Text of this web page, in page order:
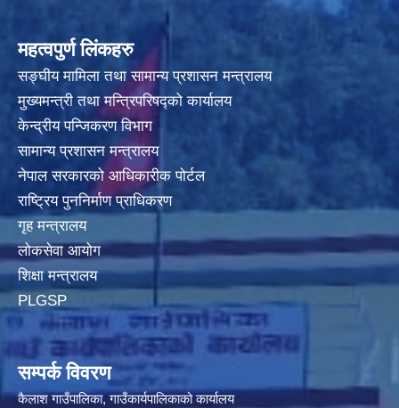
महत्वपुर्ण लिंकहरु
सङ्घीय मामिला तथा सामान्य प्रशासन मन्त्रालय
मुख्यमन्त्री तथा मन्त्रिपरिषद्‍को कार्यालय
केन्द्रीय पन्जिकरण विभाग
सामान्य प्रशासन मन्त्रालय
नेपाल सरकारको आधिकारीक पोर्टल
राष्ट्रिय पुननिर्माण प्राधिकरण
गृह मन्त्रालय
लोकसेवा आयोग
शिक्षा मन्त्रालय
PLGSP
सम्पर्क विवरण
कैलाश गाउँपालिका, गाउँकार्यपालिकाको कार्यालय